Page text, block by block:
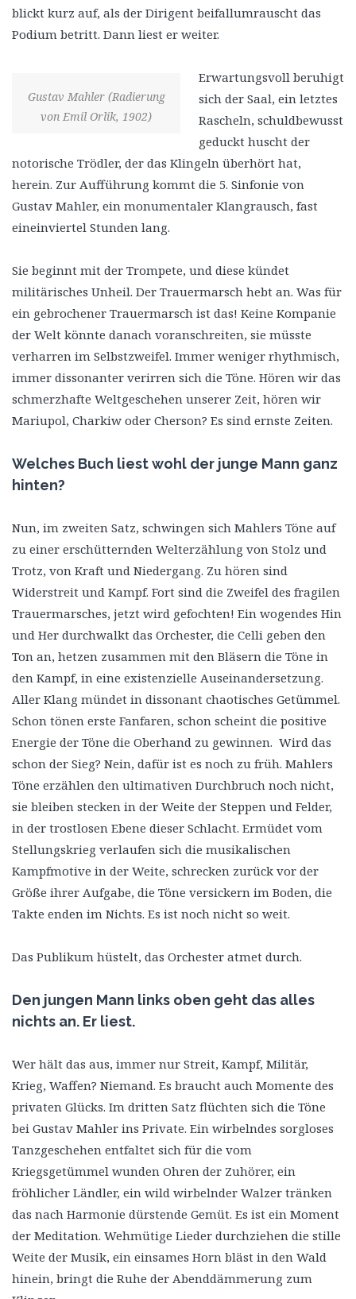
blickt kurz auf, als der Dirigent beifallumrauscht das
Podium betritt. Dann liest er weiter.
Gustav Mahler (Radierung
von Emil Orlik, 1902)
Erwartungsvoll beruhigt
sich der Saal, ein letztes
Rascheln, schuldbewusst
geduckt huscht der
notorische Trödler, der das Klingeln überhört hat,
herein. Zur Aufführung kommt die 5. Sinfonie von
Gustav Mahler, ein monumentaler Klangrausch, fast
eineinviertel Stunden lang.
Sie beginnt mit der Trompete, und diese kündet
militärisches Unheil. Der Trauermarsch hebt an. Was für
ein gebrochener Trauermarsch ist das! Keine Kompanie
der Welt könnte danach voranschreiten, sie müsste
verharren im Selbstzweifel. Immer weniger rhythmisch,
immer dissonanter verirren sich die Töne. Hören wir das
schmerzhafte Weltgeschehen unserer Zeit, hören wir
Mariupol, Charkiw oder Cherson? Es sind ernste Zeiten.
Welches Buch liest wohl der junge Mann ganz
hinten?
Nun, im zweiten Satz, schwingen sich Mahlers Töne auf
zu einer erschütternden Welterzählung von Stolz und
Trotz, von Kraft und Niedergang. Zu hören sind
Widerstreit und Kampf. Fort sind die Zweifel des fragilen
Trauermarsches, jetzt wird gefochten! Ein wogendes Hin
und Her durchwalkt das Orchester, die Celli geben den
Ton an, hetzen zusammen mit den Bläsern die Töne in
den Kampf, in eine existenzielle Auseinandersetzung.
Aller Klang mündet in dissonant chaotisches Getümmel.
Schon tönen erste Fanfaren, schon scheint die positive
Energie der Töne die Oberhand zu gewinnen. Wird das
schon der Sieg? Nein, dafür ist es noch zu früh. Mahlers
Töne erzählen den ultimativen Durchbruch noch nicht,
sie bleiben stecken in der Weite der Steppen und Felder,
in der trostlosen Ebene dieser Schlacht. Ermüdet vom
Stellungskrieg verlaufen sich die musikalischen
Kampfmotive in der Weite, schrecken zurück vor der
Größe ihrer Aufgabe, die Töne versickern im Boden, die
Takte enden im Nichts. Es ist noch nicht so weit.
Das Publikum hüstelt, das Orchester atmet durch.
Den jungen Mann links oben geht das alles
nichts an. Er liest.
Wer hält das aus, immer nur Streit, Kampf, Militär,
Krieg, Waffen? Niemand. Es braucht auch Momente des
privaten Glücks. Im dritten Satz flüchten sich die Töne
bei Gustav Mahler ins Private. Ein wirbelndes sorgloses
Tanzgeschehen entfaltet sich für die vom
Kriegsgetümmel wunden Ohren der Zuhörer, ein
fröhlicher Ländler, ein wild wirbelnder Walzer tränken
das nach Harmonie dürstende Gemüt. Es ist ein Moment
der Meditation. Wehmütige Lieder durchziehen die stille
Weite der Musik, ein einsames Horn bläst in den Wald
hinein, bringt die Ruhe der Abenddämmerung zum